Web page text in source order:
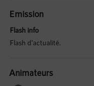
Emission
Flash info
Flash d'actualité.
Animateurs